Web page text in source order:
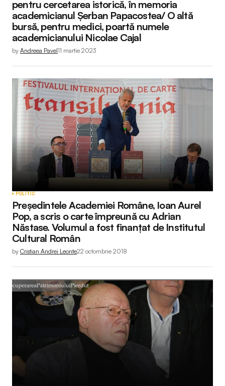
pentru cercetarea istorică, în memoria
academicianul Șerban Papacostea/ O altă
bursă, pentru medici, poartă numele
academicianului Nicolae Cajal
by Andreea Pavel11 martie 2023
POLITIC
Președintele Academiei Române, Ioan Aurel
Pop, a scris o carte împreună cu Adrian
Năstase. Volumul a fost finanțat de Institutul
Cultural Român
by Cristian Andrei Leonte22 octombrie 2018